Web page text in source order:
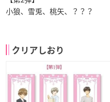
小狼、雪兎、桃矢、？？？
クリアしおり